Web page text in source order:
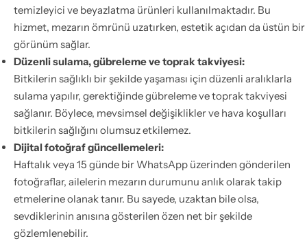
temizleyici ve beyazlatma ürünleri kullanılmaktadır. Bu
hizmet, mezarın ömrünü uzatırken, estetik açıdan da üstün bir
görünüm sağlar.
Düzenli sulama, gübreleme ve toprak takviyesi:
Bitkilerin sağlıklı bir şekilde yaşaması için düzenli aralıklarla
sulama yapılır, gerektiğinde gübreleme ve toprak takviyesi
sağlanır. Böylece, mevsimsel değişiklikler ve hava koşulları
bitkilerin sağlığını olumsuz etkilemez.
Dijital fotoğraf güncellemeleri:
Haftalık veya 15 günde bir WhatsApp üzerinden gönderilen
fotoğraflar, ailelerin mezarın durumunu anlık olarak takip
etmelerine olanak tanır. Bu sayede, uzaktan bile olsa,
sevdiklerinin anısına gösterilen özen net bir şekilde
gözlemlenebilir.